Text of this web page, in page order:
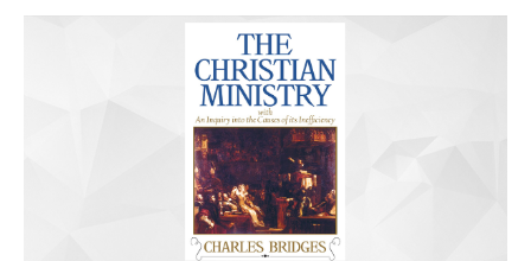
达里语
罗马尼亚语
意大利语
土耳其语
塞尔维亚语